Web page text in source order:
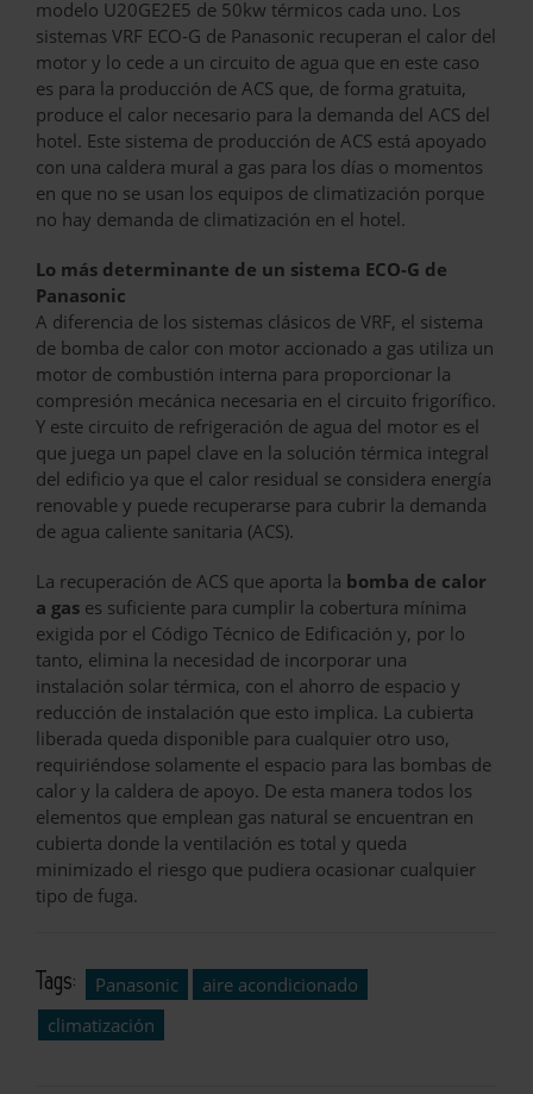
modelo U20GE2E5 de 50kw térmicos cada uno. Los
sistemas VRF ECO-G de Panasonic recuperan el calor del
motor y lo cede a un circuito de agua que en este caso
es para la producción de ACS que, de forma gratuita,
produce el calor necesario para la demanda del ACS del
hotel. Este sistema de producción de ACS está apoyado
con una caldera mural a gas para los días o momentos
en que no se usan los equipos de climatización porque
no hay demanda de climatización en el hotel.
Lo más determinante de un sistema ECO-G de
Panasonic
A diferencia de los sistemas clásicos de VRF, el sistema
de bomba de calor con motor accionado a gas utiliza un
motor de combustión interna para proporcionar la
compresión mecánica necesaria en el circuito frigorífico.
Y este circuito de refrigeración de agua del motor es el
que juega un papel clave en la solución térmica integral
del edificio ya que el calor residual se considera energía
renovable y puede recuperarse para cubrir la demanda
de agua caliente sanitaria (ACS).
La recuperación de ACS que aporta la bomba de calor
a gas es suficiente para cumplir la cobertura mínima
exigida por el Código Técnico de Edificación y, por lo
tanto, elimina la necesidad de incorporar una
instalación solar térmica, con el ahorro de espacio y
reducción de instalación que esto implica. La cubierta
liberada queda disponible para cualquier otro uso,
requiriéndose solamente el espacio para las bombas de
calor y la caldera de apoyo. De esta manera todos los
elementos que emplean gas natural se encuentran en
cubierta donde la ventilación es total y queda
minimizado el riesgo que pudiera ocasionar cualquier
tipo de fuga.
Tags: Panasonic
aire acondicionado
climatización